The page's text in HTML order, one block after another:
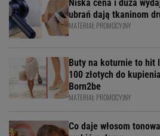
Niska cena i duża
ubrań dają tkaninom
MATERIAŁ PROMOCYJNY
Buty na koturnie to hit
100 złotych do
Born2be
MATERIAŁ PROMOCYJNY
Co daje włosom